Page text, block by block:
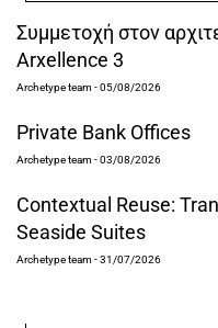
Συμμετοχή στον
Arxellence 3
Archetype team- 05/08/2026
Private Bank Offices
Archetype team- 03/08/2026
Contextual Reuse:
Seaside Suites
Archetype team- 31/07/2026